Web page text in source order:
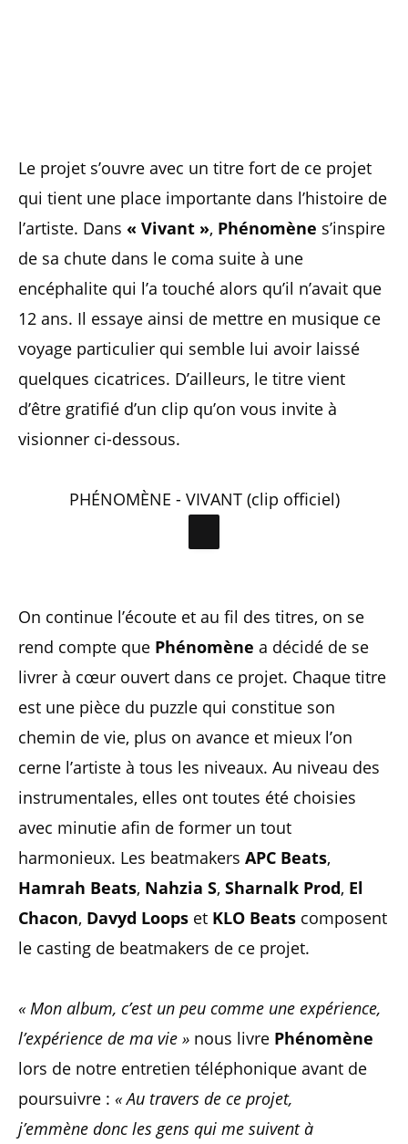
Le projet s’ouvre avec un titre fort de ce projet
qui tient une place importante dans l’histoire de
l’artiste. Dans « Vivant », Phénomène s’inspire
de sa chute dans le coma suite à une
encéphalite qui l’a touché alors qu’il n’avait que
12 ans. Il essaye ainsi de mettre en musique ce
voyage particulier qui semble lui avoir laissé
quelques cicatrices. D’ailleurs, le titre vient
d’être gratifié d’un clip qu’on vous invite à
visionner ci-dessous.
PHÉNOMÈNE - VIVANT (clip officiel)
On continue l’écoute et au fil des titres, on se
rend compte que Phénomène a décidé de se
livrer à cœur ouvert dans ce projet. Chaque titre
est une pièce du puzzle qui constitue son
chemin de vie, plus on avance et mieux l’on
cerne l’artiste à tous les niveaux. Au niveau des
instrumentales, elles ont toutes été choisies
avec minutie afin de former un tout
harmonieux. Les beatmakers APC Beats,
Hamrah Beats, Nahzia S, Sharnalk Prod, El
Chacon, Davyd Loops et KLO Beats composent
le casting de beatmakers de ce projet.
« Mon album, c’est un peu comme une expérience,
l’expérience de ma vie » nous livre Phénomène
lors de notre entretien téléphonique avant de
poursuivre : « Au travers de ce projet,
j’emmène donc les gens qui me suivent à